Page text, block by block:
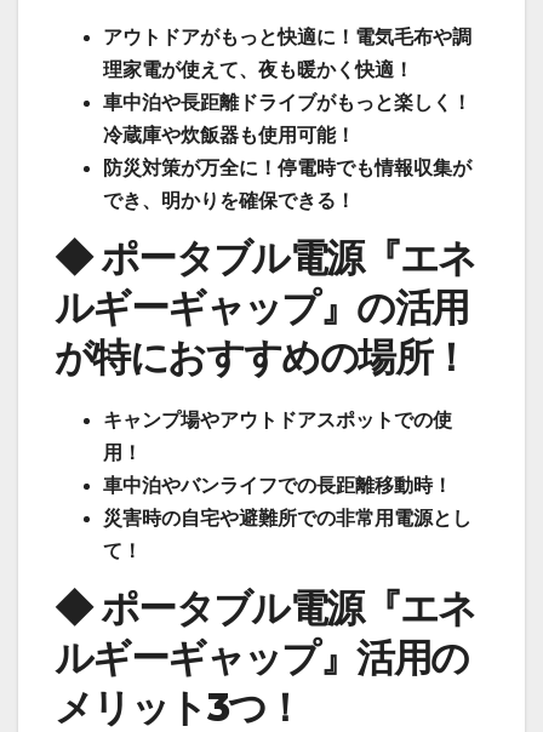
アウトドアがもっと快適に！電気毛布や調
理家電が使えて、夜も暖かく快適！
車中泊や長距離ドライブがもっと楽しく！
冷蔵庫や炊飯器も使用可能！
防災対策が万全に！停電時でも情報収集が
でき、明かりを確保できる！
◆ ポータブル電源『エネ
ルギーギャップ』の活用
が特におすすめの場所！
キャンプ場やアウトドアスポットでの使
用！
車中泊やバンライフでの長距離移動時！
災害時の自宅や避難所での非常用電源とし
て！
◆ ポータブル電源『エネ
ルギーギャップ』活用の
メリット3つ！